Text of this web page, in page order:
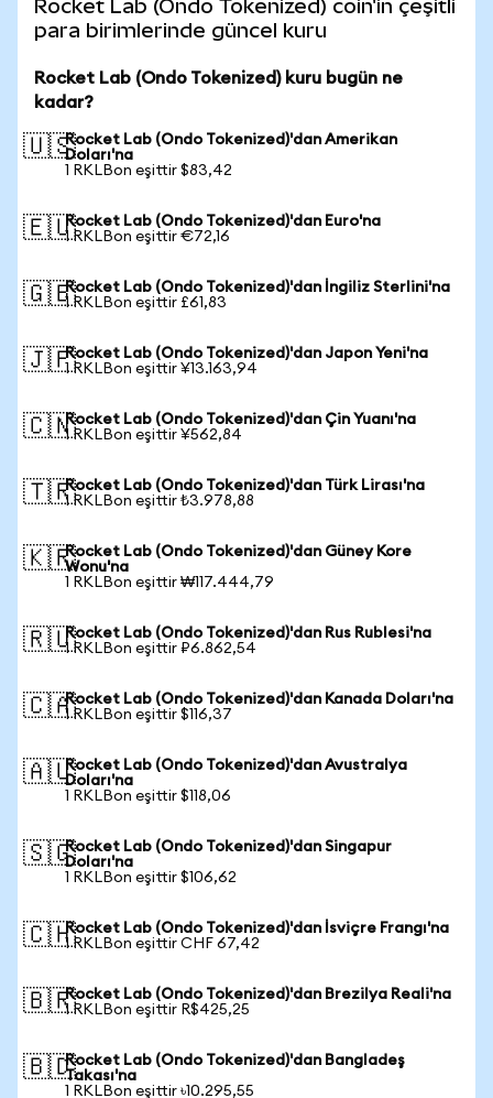
Rocket Lab (Ondo Tokenized) coin'in çeşitli
para birimlerinde güncel kuru
Rocket Lab (Ondo Tokenized) kuru bugün ne
kadar?
🇺🇸Rocket Lab (Ondo Tokenized)'dan Amerikan
Doları'na
1 RKLBon eşittir $83,42
🇪🇺Rocket Lab (Ondo Tokenized)'dan Euro'na
1 RKLBon eşittir €72,16
🇬🇧Rocket Lab (Ondo Tokenized)'dan İngiliz Sterlini'na
1 RKLBon eşittir £61,83
🇯🇵Rocket Lab (Ondo Tokenized)'dan Japon Yeni'na
1 RKLBon eşittir ¥13.163,94
🇨🇳Rocket Lab (Ondo Tokenized)'dan Çin Yuanı'na
1 RKLBon eşittir ¥562,84
🇹🇷Rocket Lab (Ondo Tokenized)'dan Türk Lirası'na
1 RKLBon eşittir ₺3.978,88
🇰🇷Rocket Lab (Ondo Tokenized)'dan Güney Kore
Wonu'na
1 RKLBon eşittir ₩117.444,79
🇷🇺Rocket Lab (Ondo Tokenized)'dan Rus Rublesi'na
1 RKLBon eşittir ₽6.862,54
🇨🇦Rocket Lab (Ondo Tokenized)'dan Kanada Doları'na
1 RKLBon eşittir $116,37
🇦🇺Rocket Lab (Ondo Tokenized)'dan Avustralya
Doları'na
1 RKLBon eşittir $118,06
🇸🇬Rocket Lab (Ondo Tokenized)'dan Singapur
Doları'na
1 RKLBon eşittir $106,62
🇨🇭Rocket Lab (Ondo Tokenized)'dan İsviçre Frangı'na
1 RKLBon eşittir CHF 67,42
🇧🇷Rocket Lab (Ondo Tokenized)'dan Brezilya Reali'na
1 RKLBon eşittir R$425,25
🇧🇩Rocket Lab (Ondo Tokenized)'dan Bangladeş
Takası'na
1 RKLBon eşittir ৳10.295,55